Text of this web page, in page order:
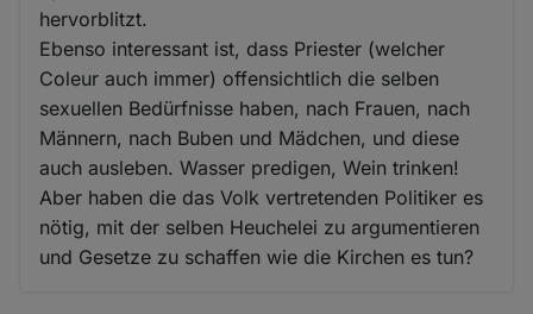
hervorblitzt.
Ebenso interessant ist, dass Priester (welcher
Coleur auch immer) offensichtlich die selben
sexuellen Bedürfnisse haben, nach Frauen, nach
Männern, nach Buben und Mädchen, und diese
auch ausleben. Wasser predigen, Wein trinken!
Aber haben die das Volk vertretenden Politiker es
nötig, mit der selben Heuchelei zu argumentieren
und Gesetze zu schaffen wie die Kirchen es tun?